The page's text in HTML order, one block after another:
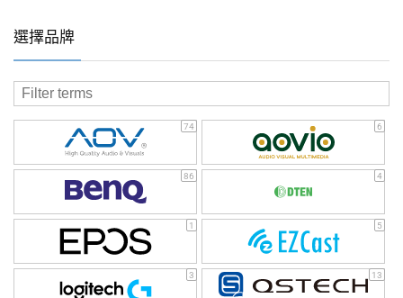
選擇品牌
74 6
86 4
1 5
3 13